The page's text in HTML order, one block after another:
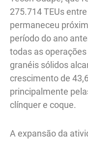
275.714 TEUs
permaneceu
período do ano
todas as
granéis sólidos
crescimento de
principalmente
clínquer e coque.
A expansão da